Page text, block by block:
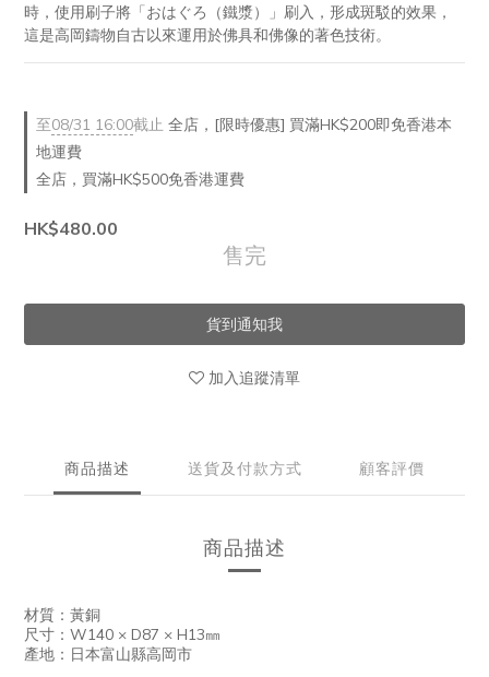
時，使用刷子將「おはぐろ（鐵漿）」刷入，形成斑駁的效果，
這是高岡鑄物自古以來運用於佛具和佛像的著色技術。
至08/31 16:00截止 全店，[限時優惠] 買滿HK$200即免香港本
地運費
全店，買滿HK$500免香港運費
HK$480.00
售完
貨到通知我
加入追蹤清單
商品描述 送貨及付款方式 顧客評價
商品描述
材質：黃銅
尺寸：W140 × D87 × H13㎜
產地：日本富山縣高岡市